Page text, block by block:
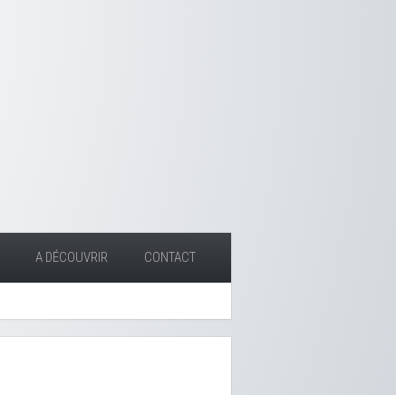
A DÉCOUVRIR CONTACT